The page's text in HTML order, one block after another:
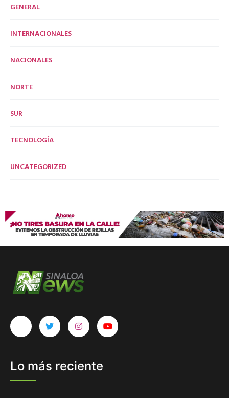
GENERAL
INTERNACIONALES
NACIONALES
NORTE
SUR
TECNOLOGÍA
UNCATEGORIZED
Lo más reciente